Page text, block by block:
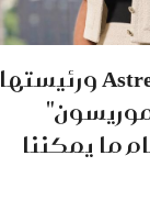
مؤسسة Astrea London ورئيستها
موريسون"
ما يمكننا